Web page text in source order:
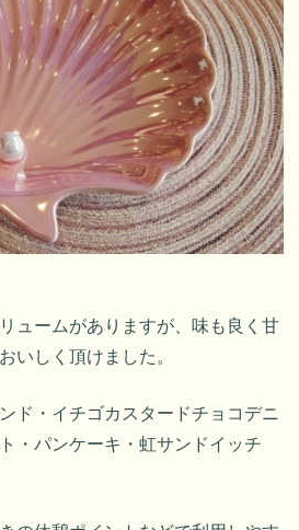
ュームがありますが、味も良く甘
いしく頂けました。
ド・イチゴカスタードチョコデニ
・パンケーキ・虹サンドイッチ